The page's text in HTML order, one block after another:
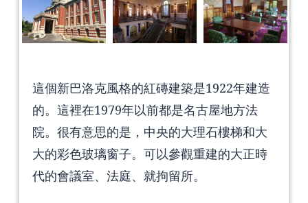
這個新巴洛克風格的紅磚建築是1922年建造
的。這裡在1979年以前都是名古屋地方法
院。很有意思的是，中央的大理石樓梯和大
大的彩色玻璃窗子。可以參觀重建的大正時
代的會議室、法庭、就拘留所。